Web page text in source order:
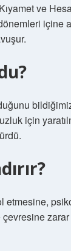
ve
içine
için
etmesine,